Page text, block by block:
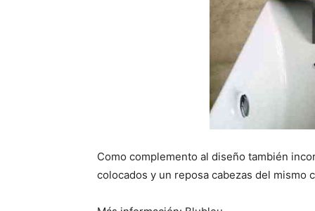
Como complemento al diseño también
colocados y un reposa cabezas del mismo